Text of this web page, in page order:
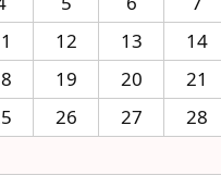
12 13 14
19 20 21
26 27 28